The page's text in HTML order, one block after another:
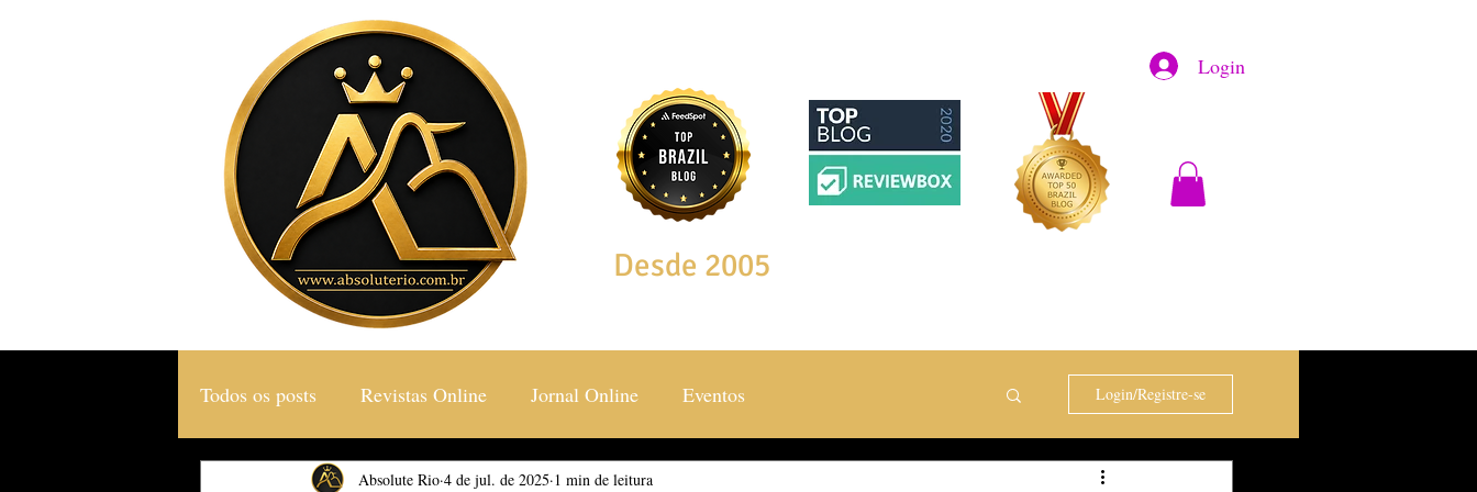
Login
Desde 2005
Todos os posts Revistas Online Jornal Online Eventos
Gastronomia & Turismo Social & Estilos
Login/Registre-se
Absolute Rio 4 de jul. de 2025 1 min de leitura